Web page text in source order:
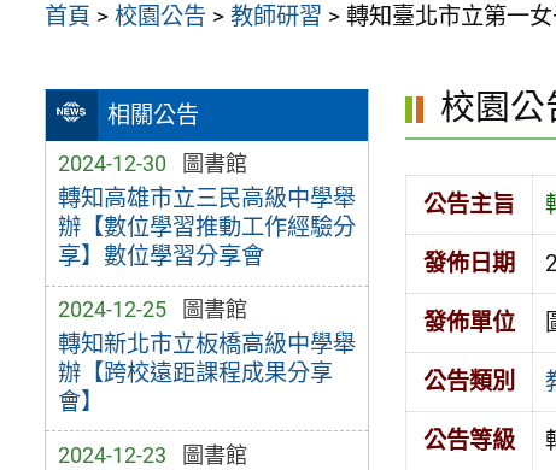
首頁 >校園公告 >教師研習 >轉知臺北市立第一
相關公告
2024-12-30 圖書館
轉知高雄市立三民高級中學舉
辦【數位學習推動工作經驗分
享】數位學習分享會
2024-12-25 圖書館
轉知新北市立板橋高級中學舉
辦【跨校遠距課程成果分享
會】
2024-12-23 圖書館
校園公
公告主旨
發佈日期
發佈單位
公告類別
公告等級